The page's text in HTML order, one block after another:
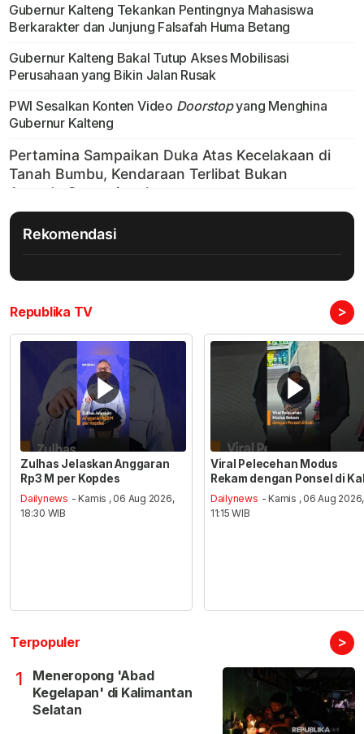
Gubernur Kalteng Tekankan Pentingnya Mahasiswa
Berkarakter dan Junjung Falsafah Huma Betang
Gubernur Kalteng Bakal Tutup Akses Mobilisasi
Perusahaan yang Bikin Jalan Rusak
PWI Sesalkan Konten Video Doorstopyang Menghina
Gubernur Kalteng
Rekomendasi
Republika TV >
Zulhas Jelaskan Anggaran
Rp3 M per Kopdes
Dailynews - Kamis , 06 Aug 2026,
18:30 WIB
Viral Pelecehan Modus
Rekam dengan Ponsel di
Dailynews - Kamis , 06 Aug 2026,
11:15 WIB
Terpopuler >
1
Meneropong 'Abad
Kegelapan' di Kalimantan
Selatan